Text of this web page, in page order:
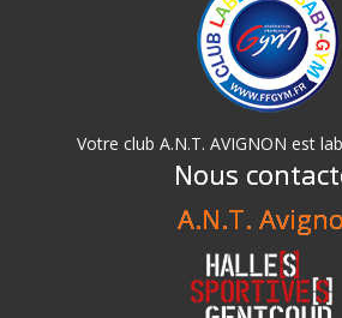
Votre club A.N.T. AVIGNON est
Nous
A.N.T.